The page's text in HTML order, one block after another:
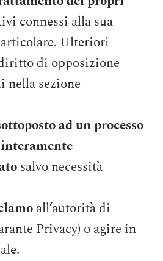
connessi alla sua
Ulteriori
di opposizione
nella sezione
ad un processo
salvo necessità
all’autorità di
Privacy) o agire in